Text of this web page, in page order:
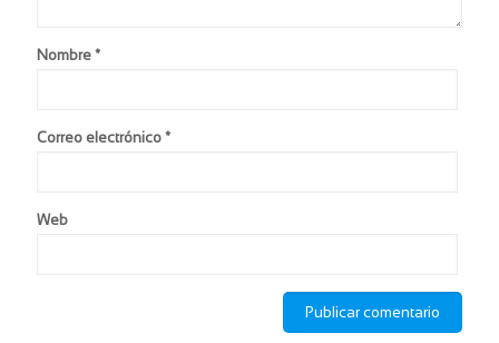
Nombre *
Correo electrónico *
Web